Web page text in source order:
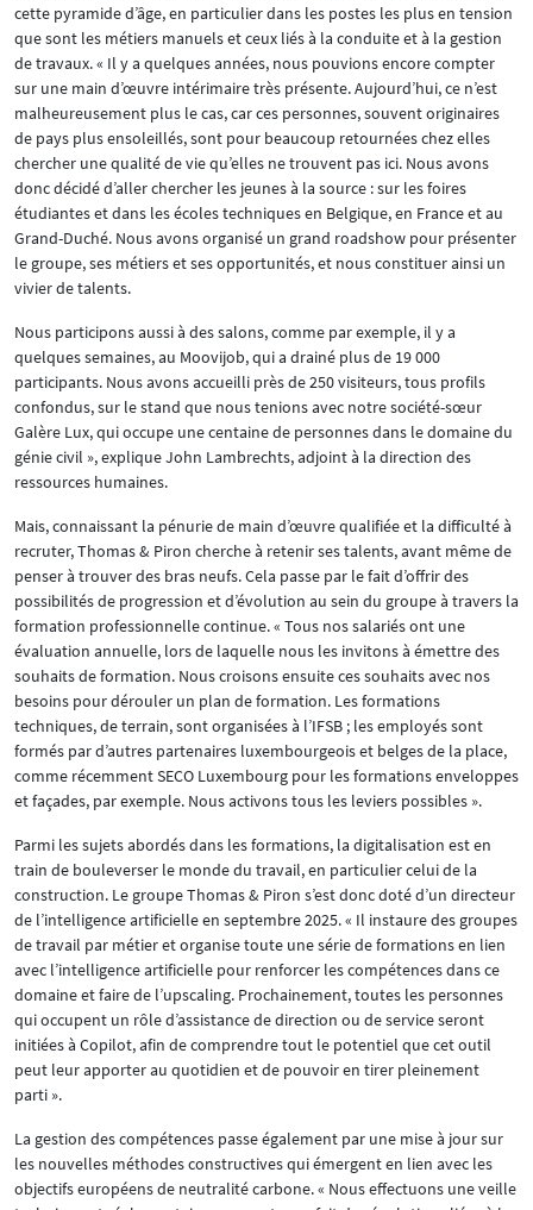
cette pyramide d’âge, en particulier dans les postes les plus en tension
que sont les métiers manuels et ceux liés à la conduite et à la gestion
de travaux. « Il y a quelques années, nous pouvions encore compter
sur une main d’œuvre intérimaire très présente. Aujourd’hui, ce n’est
malheureusement plus le cas, car ces personnes, souvent originaires
de pays plus ensoleillés, sont pour beaucoup retournées chez elles
chercher une qualité de vie qu’elles ne trouvent pas ici. Nous avons
donc décidé d’aller chercher les jeunes à la source : sur les foires
étudiantes et dans les écoles techniques en Belgique, en France et au
Grand-Duché. Nous avons organisé un grand roadshow pour présenter
le groupe, ses métiers et ses opportunités, et nous constituer ainsi un
vivier de talents.
Nous participons aussi à des salons, comme par exemple, il y a
quelques semaines, au Moovijob, qui a drainé plus de 19 000
participants. Nous avons accueilli près de 250 visiteurs, tous profils
confondus, sur le stand que nous tenions avec notre société-sœur
Galère Lux, qui occupe une centaine de personnes dans le domaine du
génie civil », explique John Lambrechts, adjoint à la direction des
ressources humaines.
Mais, connaissant la pénurie de main d’œuvre qualifiée et la difficulté à
recruter, Thomas & Piron cherche à retenir ses talents, avant même de
penser à trouver des bras neufs. Cela passe par le fait d’offrir des
possibilités de progression et d’évolution au sein du groupe à travers la
formation professionnelle continue. « Tous nos salariés ont une
évaluation annuelle, lors de laquelle nous les invitons à émettre des
souhaits de formation. Nous croisons ensuite ces souhaits avec nos
besoins pour dérouler un plan de formation. Les formations
techniques, de terrain, sont organisées à l’IFSB ; les employés sont
formés par d’autres partenaires luxembourgeois et belges de la place,
comme récemment SECO Luxembourg pour les formations enveloppes
et façades, par exemple. Nous activons tous les leviers possibles ».
Parmi les sujets abordés dans les formations, la digitalisation est en
train de bouleverser le monde du travail, en particulier celui de la
construction. Le groupe Thomas & Piron s’est donc doté d’un directeur
de l’intelligence artificielle en septembre 2025. « Il instaure des groupes
de travail par métier et organise toute une série de formations en lien
avec l’intelligence artificielle pour renforcer les compétences dans ce
domaine et faire de l’upscaling. Prochainement, toutes les personnes
qui occupent un rôle d’assistance de direction ou de service seront
initiées à Copilot, afin de comprendre tout le potentiel que cet outil
peut leur apporter au quotidien et de pouvoir en tirer pleinement
parti ».
La gestion des compétences passe également par une mise à jour sur
les nouvelles méthodes constructives qui émergent en lien avec les
objectifs européens de neutralité carbone. « Nous effectuons une veille